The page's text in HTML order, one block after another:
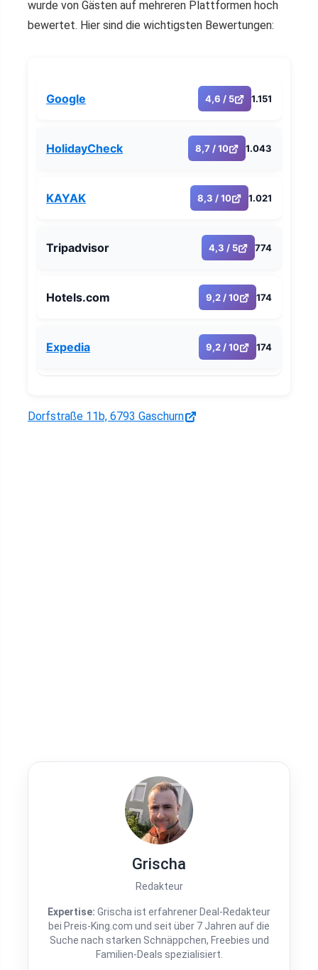
wurde von Gästen auf mehreren Plattformen hoch
bewertet. Hier sind die wichtigsten Bewertungen:
Google 4,6 / 5 1.151
HolidayCheck 8,7 / 10 1.043
KAYAK 8,3 / 10 1.021
Tripadvisor 4,3 / 5 774
Hotels.com 9,2 / 10 174
Expedia 9,2 / 10 174
Dorfstraße 11b, 6793 Gaschurn
Grischa
Redakteur
Expertise: Grischa ist erfahrener Deal-Redakteur
bei Preis-King.com und seit über 7 Jahren auf die
Suche nach starken Schnäppchen, Freebies und
Familien-Deals spezialisiert.